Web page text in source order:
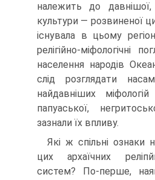
належить до давнішої,
культу­ри — розвиненої
існувала в цьому
релігійно-міфологічні
населення народів
слід розглядати
найдавніших
папуаської,
зазнали їх впливу.
Які ж спільні ознаки
цих архаїчних
систем? По-перше,